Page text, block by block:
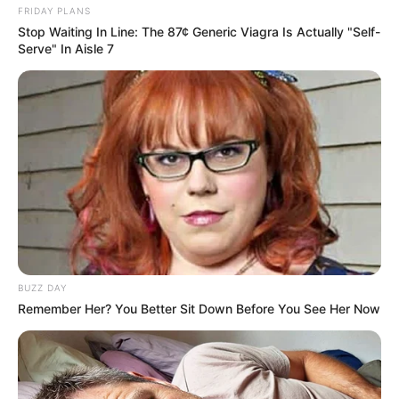
OBSERWUJ NAS W GOOGLE NEWS, BY BYĆ NA
BIEŻĄCO!
Facebook Twitter Google+
Tagi: CD Daniel Pemberton Guy Ritchie
King Arthur:
Legend of the Sword
Król Artur: Legenda Miecza
Muzyka
filmowa
Recenzje Sony Music Poland WaterTower Music
FRIDAY PLANS
Stop Waiting In Line: The 87¢ Generic Viagra Is Actually "Self-
Serve" In Aisle 7
BUZZ DAY
Remember Her? You Better Sit Down Before You See Her Now